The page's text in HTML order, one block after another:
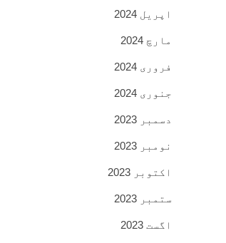
اپریل 2024
مارچ 2024
فروری 2024
جنوری 2024
دسمبر 2023
نومبر 2023
اکتوبر 2023
ستمبر 2023
اگست 2023